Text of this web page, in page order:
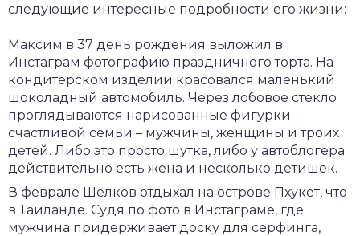
следующие интересные подробности его жизни:
Максим в 37 день рождения выложил в
Инстаграм фотографию праздничного торта. На
кондитерском изделии красовался маленький
шоколадный автомобиль. Через лобовое стекло
проглядываются нарисованные фигурки
счастливой семьи – мужчины, женщины и троих
детей. Либо это просто шутка, либо у автоблогера
действительно есть жена и несколько детишек.
В феврале Шелков отдыхал на острове Пхукет, что
в Таиланде. Судя по фото в Инстаграме, где
мужчина придерживает доску для серфинга,